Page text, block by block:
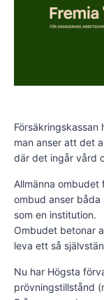
man anser att det
där det ingår vård
Allmänna ombudet
ombud anser
som en institution.
Ombudet betonar
leva ett så
Nu har Högsta
prövningstillstånd